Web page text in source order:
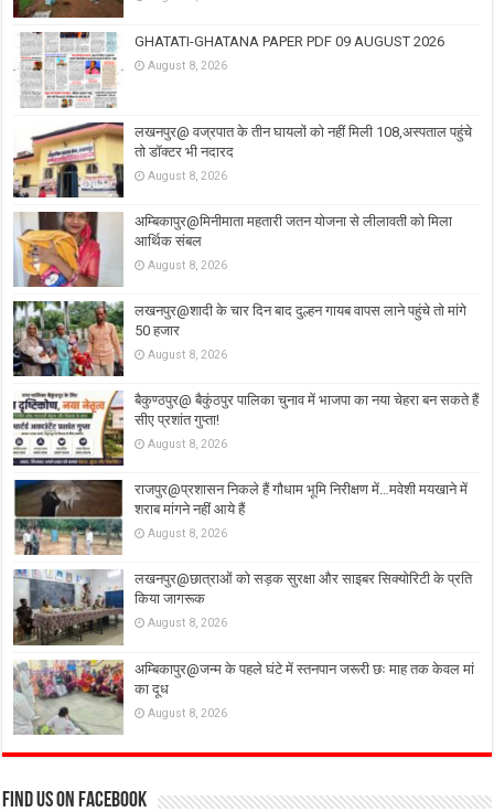
GHATATI-GHATANA PAPER PDF 09 AUGUST 2026
August 8, 2026
लखनपुर@ वज्रपात के तीन घायलों को नहीं मिली 108,अस्पताल पहुंचे
तो डॉक्टर भी नदारद
August 8, 2026
अम्बिकापुर@मिनीमाता महतारी जतन योजना से लीलावती को मिला
आर्थिक संबल
August 8, 2026
लखनपुर@शादी के चार दिन बाद दुल्हन गायब वापस लाने पहुंचे तो मांगे
50 हजार
August 8, 2026
बैकुण्ठपुर@ बैकुंठपुर पालिका चुनाव में भाजपा का नया चेहरा बन सकते हैं
सीए प्रशांत गुप्ता!
August 8, 2026
राजपुर@प्रशासन निकले हैं गौधाम भूमि निरीक्षण में…मवेशी मयखाने में
शराब मांगने नहीं आये हैं
August 8, 2026
लखनपुर@छात्राओं को सड़क सुरक्षा और साइबर सिक्योरिटी के प्रति
किया जागरूक
August 8, 2026
अम्बिकापुर@जन्म के पहले घंटे में स्तनपान जरूरी छः माह तक केवल मां
का दूध
August 8, 2026
Find us on Facebook